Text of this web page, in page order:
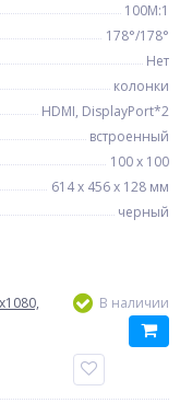
100M:1
178°/178°
Нет
колонки
HDMI, DisplayPort*2
встроенный
100 x 100
614 x 456 x 128 мм
черный
В наличии